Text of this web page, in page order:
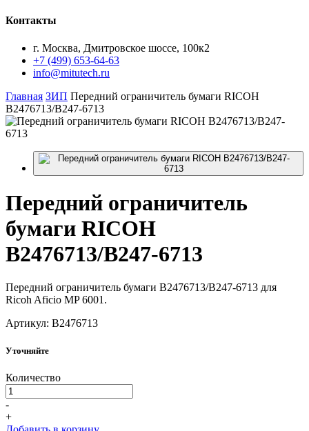
Контакты
г. Москва, Дмитровское шоссе, 100к2
+7 (499) 653-64-63
info@mitutech.ru
Главная ЗИП Передний ограничитель бумаги RICOH
B2476713/B247-6713
Передний ограничитель
бумаги RICOH
B2476713/B247-6713
Передний ограничитель бумаги B2476713/B247-6713 для
Ricoh Aficio MP 6001.
Артикул: B2476713
Уточняйте
Количество
-
+